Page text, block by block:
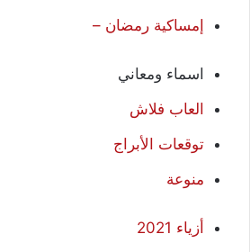
إمساكية رمضان –
اسماء ومعاني
العاب فلاش
توقعات الأبراج
منوعة
أزياء 2021